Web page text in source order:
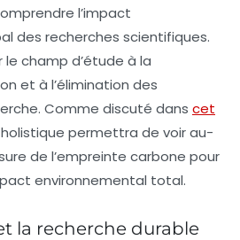
l’impact
des recherches scientifiques.
le champ d’étude à la
et à l’élimination des
Comme discuté dans cet
permettra de voir au-
de l’empreinte carbone pour
environnemental total.
la recherche durable